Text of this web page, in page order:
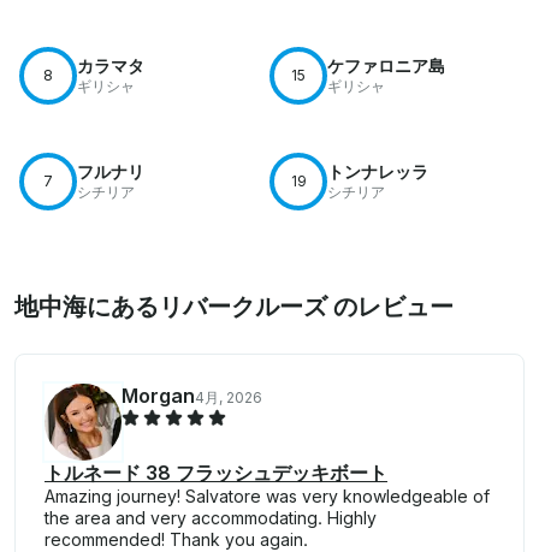
8 カラマタ
ギリシャ
15 ケファロニア島
ギリシャ
7 フルナリ
シチリア
19 トンナレッラ
シチリア
地中海にあるリバークルーズ のレビュー
Morgan4月, 2026
トルネード 38 フラッシュデッキボート
Amazing journey! Salvatore was very knowledgeable of
the area and very accommodating. Highly
recommended! Thank you again.